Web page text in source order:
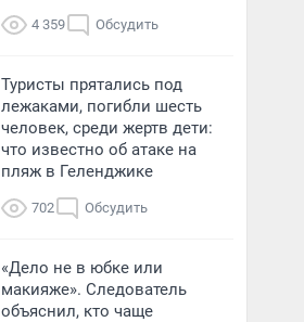
4 359 Обсудить
Туристы прятались под
лежаками, погибли шесть
человек, среди жертв дети:
что известно об атаке на
пляж в Геленджике
702 Обсудить
«Дело не в юбке или
макияже». Следователь
объяснил, кто чаще